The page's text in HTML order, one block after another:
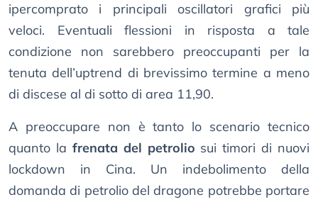
ipercomprato i principali oscillatori grafici più
veloci. Eventuali flessioni in risposta a tale
condizione non sarebbero preoccupanti per la
tenuta dell’uptrend di brevissimo termine a meno
di discese al di sotto di area 11,90.
A preoccupare non è tanto lo scenario tecnico
quanto la frenata del petrolio sui timori di nuovi
lockdown in Cina. Un indebolimento della
domanda di petrolio del dragone potrebbe portare